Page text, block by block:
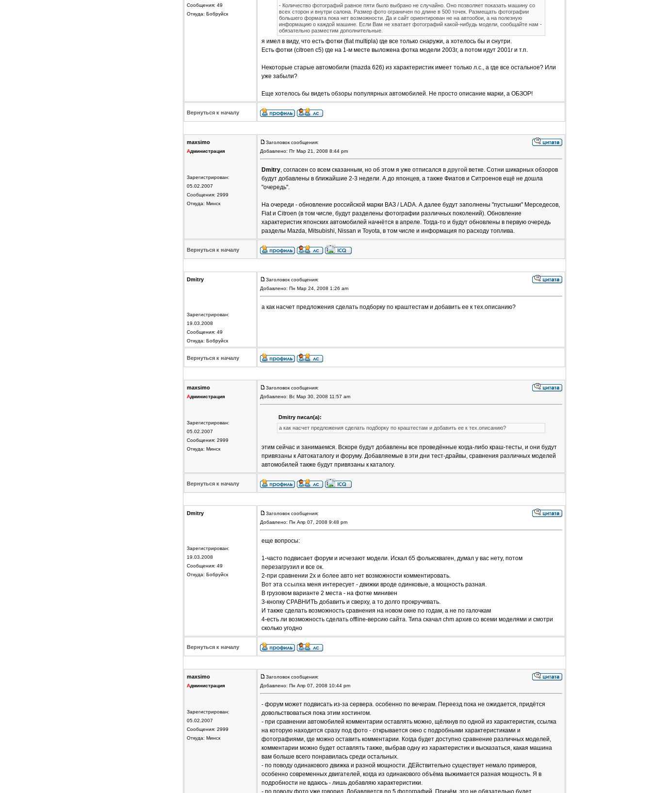
Сообщения: 49
Откуда: Бобруйск
- Количество фотографий равное пяти было выбрано не случайно. Оно позволяет показать машину со
всех сторон и внутри салона. Размер фото ограничен по длине в 500 точек. Размещать фотографии
большего формата пока нет возможности. Да и сайт ориентирован не на автообои, а на полезную
информацию о каждой машине. Если Вам не хватает фотографий какой-нибудь модели, сообщайте нам -
обязательно разместим дополнительные.
я имел в виду, что есть фотки (fiat multipla) где все только снаружи, а хотелось бы и снутри.
Есть фотки (citroen c5) где на 1-м месте выложена фотка модели 2003г, а потом идут 2001г и т.п.
Некоторые старые автомобили (mazda 626) из характеристик имеет только л.с., а где все остальное? Или
уже забыли?
Еще хотелось бы видеть обзоры популярных автомобилей. Не просто описание марки, а ОБЗОР!
Вернуться к началу
maxsimo
Администрация
Зарегистрирован:
05.02.2007
Сообщения: 2999
Откуда: Минск
Заголовок сообщения:
Добавлено: Пт Мар 21, 2008 8:44 pm
Dmitry, согласен со всем сказанным, но об этом я уже отписался в другойветке. Сотни шикарных обзоров
будут добавлены в ближайшие 2-3 недели. А до японцев, а также Фиатов и Ситроенов ещё не дошла
"очередь".
На очереди - обновление российской марки ВАЗ / LADA. А далее будут заполнены "пустышки" Мерседесов,
Fiat и Citroen (в том числе, будут разделены фотографии различных поколений). Обновление
характеристик японских автомобилей начнётся в апреле. Тогда-то и будут обновлены в первую очередь
разделы Mazda, Mitsubishi, Nissan и Toyota, в том числе и информация по расходу топлива.
Вернуться к началу
Dmitry
Зарегистрирован:
19.03.2008
Сообщения: 49
Откуда: Бобруйск
Заголовок сообщения:
Добавлено: Пн Мар 24, 2008 1:26 am
а как насчет предложения сделать подборку по краштестам и добавить ее к тех.описанию?
Вернуться к началу
maxsimo
Администрация
Зарегистрирован:
05.02.2007
Сообщения: 2999
Откуда: Минск
Заголовок сообщения:
Добавлено: Вс Мар 30, 2008 11:57 am
Dmitry писал(а):
а как насчет предложения сделать подборку по краштестам и добавить ее к тех.описанию?
этим сейчас и занимаемся. Вскоре будут добавлены все проведённые когда-либо краш-тесты, и они будут
привязаны к Автокаталогу и форуму. Добавляемые в эти дни тест-драйвы, сравнения различных моделей
автомобилей также будут привязаны к каталогу.
Вернуться к началу
Dmitry
Зарегистрирован:
19.03.2008
Сообщения: 49
Откуда: Бобруйск
Заголовок сообщения:
Добавлено: Пн Апр 07, 2008 9:48 pm
еще вопросы:
1-часто подвисает форум и исчезают модели. Искал б5 фолькскваген, думал у вас нету, потом
перезагрузил и все ок.
2-при сравнении 2х и более авто нет возможности комментировать.
Вот эта ссылкаменя интересует - движки вроде одинковые, а мощность разная.
В грузовом варианте 2 места - на фотке минивен
3-кнопку СРАВНИТЬ добавить и сверху, а то долго прокручивать.
И также сделать возможность сравнения на новом окне по годам, а не по галочкам
4-есть ли возможность сделать offline-версию сайта. Типа скачал chm архив со всеми моделями и смотри
сколько угодно
Вернуться к началу
maxsimo
Администрация
Зарегистрирован:
05.02.2007
Сообщения: 2999
Откуда: Минск
Заголовок сообщения:
Добавлено: Пн Апр 07, 2008 10:44 pm
- форум может подвисать из-за сервера. особенно по вечерам. Переезд пока не ожидается, придётся
довольствоваться пока этим хостингом.
- при сравнении автомобилей комментарии оставлять можно, щёлкнув по одной из характеристик, ссылка
на которую находится сразу под фото - открывается окно с подробными характеристиками и
фотографиями, где можно оставить комментарии. Когда будет доступно сравнение различных моделей,
комментарии можно будет оставлять также, выбрав одну из характеристик и высказаться, какая машина
вам больше всего понравилась среди остальных.
- по поводу одинакового движка и разной мощности. ДЕйствительно существует немало примеров,
особенно современных двигателей, когда из одинакового объёма выжимается разная мощность. Я в
подробности не вдаюсь - лишь добавляю характеристики.
- по поводу фото уже говорил. Добавляется по 5 фотографий. Причём, это не обязательно будет